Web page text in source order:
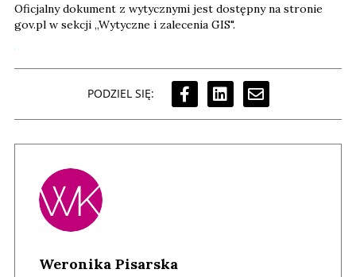
Oficjalny dokument z wytycznymi jest dostępny na stronie
gov.pl w sekcji „Wytyczne i zalecenia GIS".
PODZIEL SIĘ:
Weronika Pisarska